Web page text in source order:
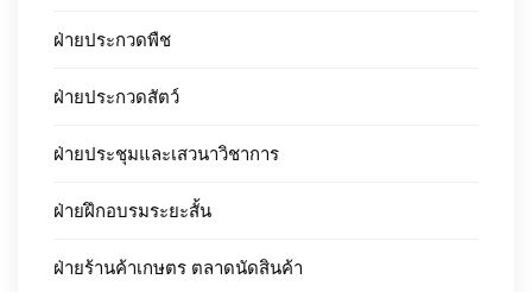
ฝ่ายประกวดพืช
ฝ่ายประกวดสัตว์
ฝ่ายประชุมและเสวนาวิชาการ
ฝ่ายฝึกอบรมระยะสั้น
ฝ่ายร้านค้าเกษตร ตลาดนัดสินค้า